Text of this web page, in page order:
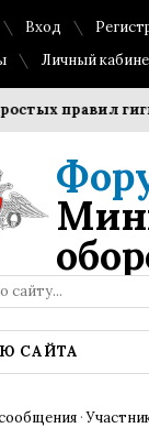
Вход
Личный
правил
САЙТА
·